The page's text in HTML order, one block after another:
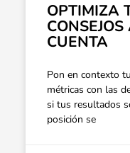
OPTIMIZA
CUENTA
Pon en contexto
métricas con las
si tus resultados
posición se